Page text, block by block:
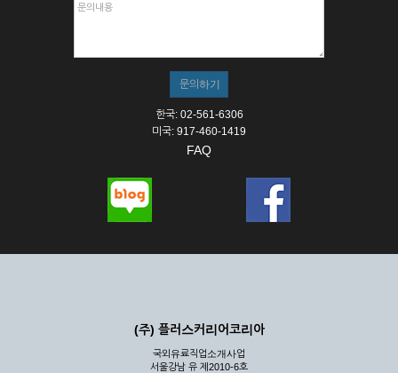
한국: 02-561-6306
미국: 917-460-1419
FAQ
(주) 플러스커리어코리아
국외유료직업소개사업
서울강남 유 제2010-6호